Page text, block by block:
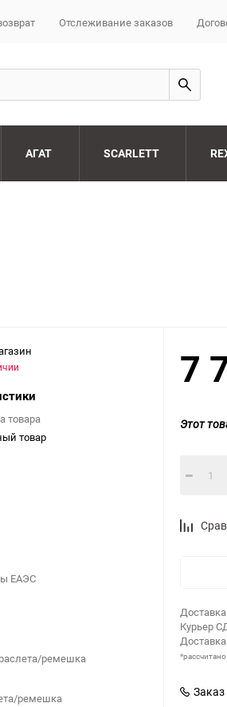
Отслеживание заказов
АГАТ SCARLETT
товара
товар
ЕАЭС
ремешка
ремешка
7
Этот
Курьер
Заказ